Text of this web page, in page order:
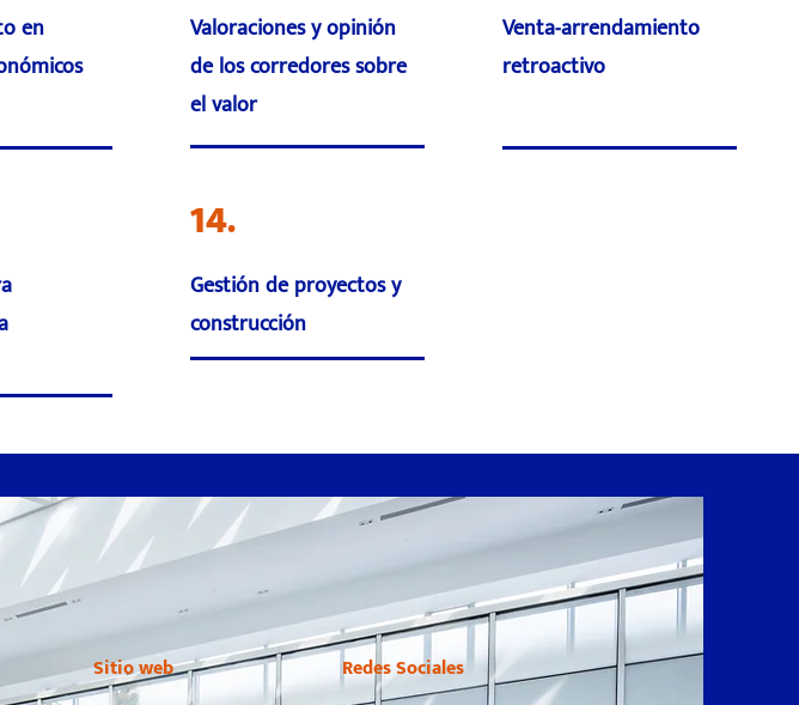
en
Valoraciones y opinión
de los corredores sobre
el valor
Venta-arrendamiento
retroactivo
14.
Gestión de proyectos y
construcción
Sitio web Redes Sociales